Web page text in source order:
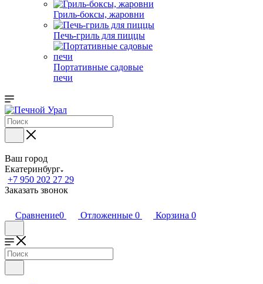
Гриль-боксы, жаровни
Печь-гриль для пиццы
Портативные садовые
печи
Ваш город
Екатеринбург
+7 950 202 27 29
Заказать звонок
Сравнение0 Отложенные 0 Корзина 0